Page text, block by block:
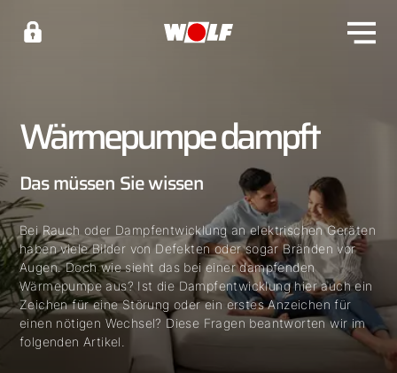
Wärmepumpe dampft
Das müssen Sie wissen
Bei Rauch oder Dampfentwicklung an elektrischen Geräten
haben viele Bilder von Defekten oder sogar Bränden vor
Augen. Doch wie sieht das bei einer dampfenden
Wärmepumpe aus? Ist die Dampfentwicklung hier auch ein
Zeichen für eine Störung oder ein erstes Anzeichen für
einen nötigen Wechsel? Diese Fragen beantworten wir im
folgenden Artikel.